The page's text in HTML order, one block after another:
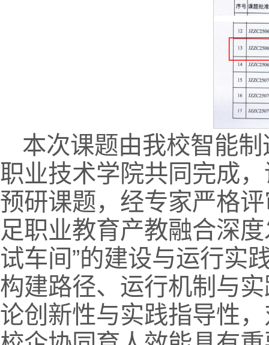
本次课题由我校智能
职业技术学院共同完成
预研课题，经专家严格
足职业教育产教融合深
试车间”的建设与运行实
构建路径、运行机制与
论创新性与实践指导性